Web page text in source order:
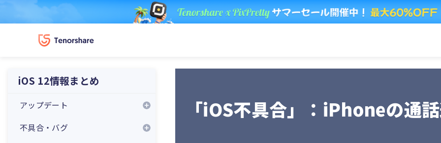
iOS 12情報まとめ
アップデート
不具合・バグ
「iOS不具合」：iPhoneの通